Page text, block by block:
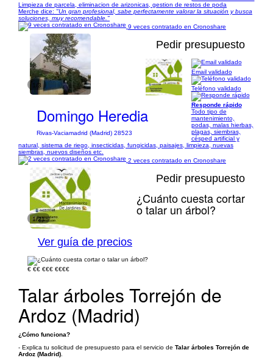
Limpieza de parcela, eliminacion de arizonicas, gestion de restos de poda
Merche dice: "Un gran profesional, sabe perfectamente valorar la situación y busca
soluciones, muy recomendable."
9 veces contratado en Cronoshare
1/3
Pedir presupuesto
Domingo Heredia
Rivas-Vaciamadrid (Madrid) 28523
Email validado
Teléfono validado
Responde rápido
Todo tipo de
mantenimiento,
podas, malas hierbas,
plagas, siembras,
césped artificial y
natural, sistema de riego, insecticidas, fungicidas, paisajes, limpieza, nuevas
siembras, nuevos diseños etc.
2 veces contratado en Cronoshare
1/21
Pedir presupuesto
¿Cuánto cuesta cortar
o talar un árbol?
Ver guía de precios
€ €€ €€€ €€€€
Talar árboles Torrejón de
Ardoz (Madrid)
¿Cómo funciona?
- Explica tu solicitud de presupuesto para el servicio de Talar árboles Torrejón de
Ardoz (Madrid)